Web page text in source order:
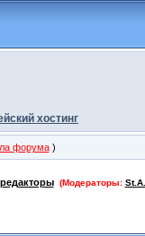
хостинг
форума)
(Модераторы: